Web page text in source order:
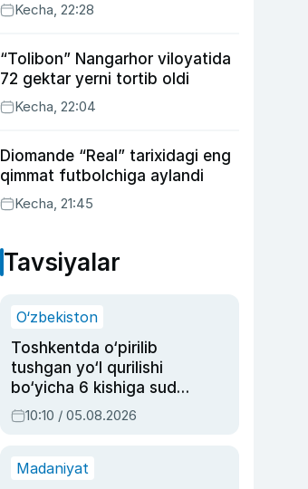
Kecha, 22:28
“Tolibon” Nangarhor viloyatida
72 gektar yerni tortib oldi
Kecha, 22:04
Diomande “Real” tarixidagi eng
qimmat futbolchiga aylandi
Kecha, 21:45
Tavsiyalar
O‘zbekiston
Toshkentda o‘pirilib
tushgan yo‘l qurilishi
bo‘yicha 6 kishiga sud
hukmi o‘qildi
10:10 / 05.08.2026
Madaniyat